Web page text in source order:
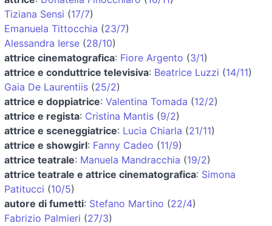
Tiziana Sensi (17/7)
Emanuela Tittocchia (23/7)
Alessandra Ierse (28/10)
attrice cinematografica: Fiore Argento (3/1)
attrice e conduttrice televisiva: Beatrice Luzzi (14/11)
Gaia De Laurentiis (25/2)
attrice e doppiatrice: Valentina Tomada (12/2)
attrice e regista: Cristina Mantis (9/2)
attrice e sceneggiatrice: Lucia Chiarla (21/11)
attrice e showgirl: Fanny Cadeo (11/9)
attrice teatrale: Manuela Mandracchia (19/2)
attrice teatrale e attrice cinematografica: Simona
Patitucci (10/5)
autore di fumetti: Stefano Martino (22/4)
Fabrizio Palmieri (27/3)